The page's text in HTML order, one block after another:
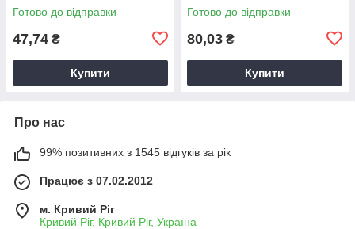
Готово до відправки
47,74 ₴
Купити
Готово до відправки
80,03 ₴
Купити
Про нас
99% позитивних з 1545 відгуків за рік
Працює з 07.02.2012
м. Кривий Ріг
Кривий Ріг, Кривий Ріг, Україна